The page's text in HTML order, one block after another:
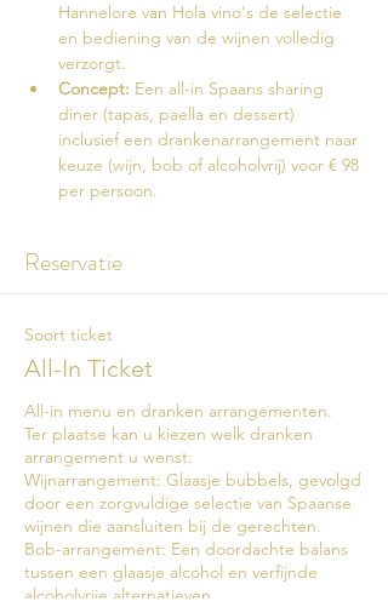
Hannelore van Hola vino's de selectie
en bediening van de wijnen volledig
verzorgt.
Concept: Een all-in Spaans sharing
diner (tapas, paella en dessert)
inclusief een drankenarrangement naar
keuze (wijn, bob of alcoholvrij) voor € 98
per persoon.
Reservatie
Soort ticket
All-In Ticket
All-in menu en dranken arrangementen.
Ter plaatse kan u kiezen welk dranken
arrangement u wenst:
Wijnarrangement: Glaasje bubbels, gevolgd
door een zorgvuldige selectie van Spaanse
wijnen die aansluiten bij de gerechten.
Bob-arrangement: Een doordachte balans
tussen een glaasje alcohol en verfijnde
alcoholvrije alternatieven.